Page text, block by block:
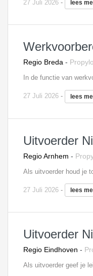
27 Juli 2026 - lees
Regio Breda -
27 Juli 2026 - lees
Uitvoerder
Regio Arnhem -
27 Juli 2026 - lees
Uitvoerder
Regio Eindhoven -